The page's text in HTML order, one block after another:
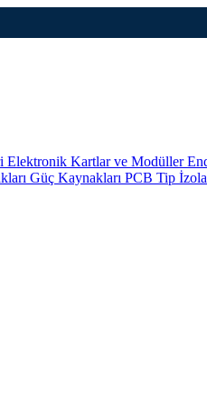
Elektronik Kartlar ve Modüller
Güç Kaynakları PCB Tip